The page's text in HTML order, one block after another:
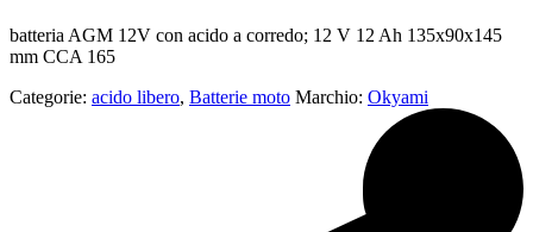
batteria AGM 12V con acido a corredo; 12 V 12 Ah 135x90x145
mm CCA 165
Categorie: acido libero, Batterie moto Marchio: Okyami